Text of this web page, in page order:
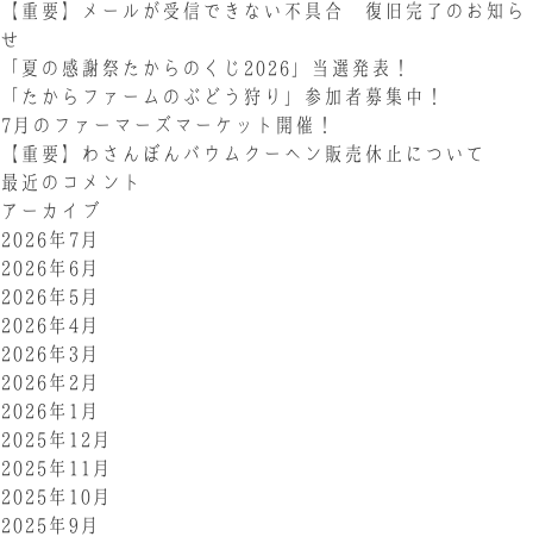
【重要】メールが受信できない不具合 復旧完了のお知ら
せ
「夏の感謝祭たからのくじ2026」当選発表！
「たからファームのぶどう狩り」参加者募集中！
7月のファーマーズマーケット開催！
【重要】わさんぼんバウムクーヘン販売休止について
最近のコメント
アーカイブ
2026年7月
2026年6月
2026年5月
2026年4月
2026年3月
2026年2月
2026年1月
2025年12月
2025年11月
2025年10月
2025年9月